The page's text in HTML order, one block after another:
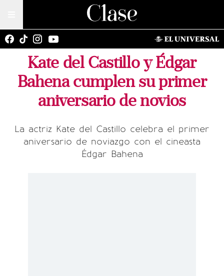
Kate del Castillo y Édgar
Bahena cumplen su primer
aniversario de novios
La actriz Kate del Castillo celebra el primer
aniversario de noviazgo con el cineasta
Édgar Bahena